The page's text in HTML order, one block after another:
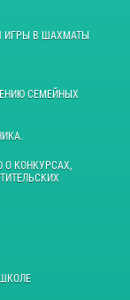
ИГРЫ В ШАХМАТЫ
СЕМЕЙНЫХ
КОНКУРСАХ,